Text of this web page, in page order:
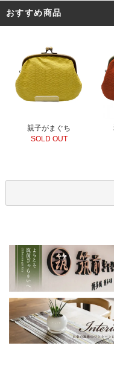
おすすめ商品
親子がまぐち
SOLD OUT